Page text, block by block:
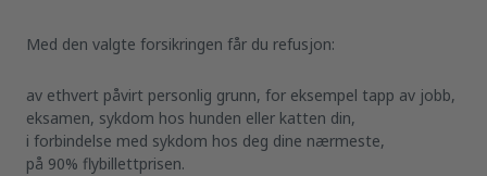
Med den valgte forsikringen får du refusjon:
av ethvert påvirt personlig grunn, for eksempel tapp av jobb,
eksamen, sykdom hos hunden eller katten din,
i forbindelse med sykdom hos deg dine nærmeste,
på 90% flybillettprisen.